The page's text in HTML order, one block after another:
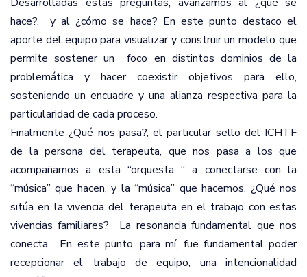
hace?,
y al ¿cómo se hace? En este punto destaco el
aporte del equipo para visualizar y construir un modelo que
permite sostener un
foco en distintos dominios de la
problemática y hacer coexistir objetivos para ello,
sosteniendo un encuadre y una alianza respectiva para la
particularidad de cada proceso.
Finalmente ¿Qué nos pasa?, el particular sello del ICHTF
de la persona del terapeuta, que nos pasa a los que
acompañamos a esta “orquesta “ a conectarse con la
“música” que hacen, y la “música” que hacemos. ¿Qué nos
sitúa en la vivencia del terapeuta en el trabajo con estas
vivencias familiares?
La resonancia fundamental que nos
conecta.
En este punto, para mí, fue fundamental poder
recepcionar el trabajo de equipo, una intencionalidad